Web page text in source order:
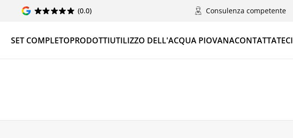
(0.0) Consulenza competente
SET COMPLETOPRODOTTIUTILIZZO DELL'ACQUA PIOVANACONTATTATECI